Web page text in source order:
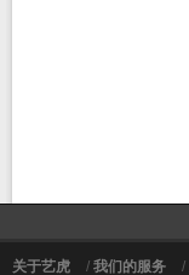
关于艺虎 / 我们的服务 /